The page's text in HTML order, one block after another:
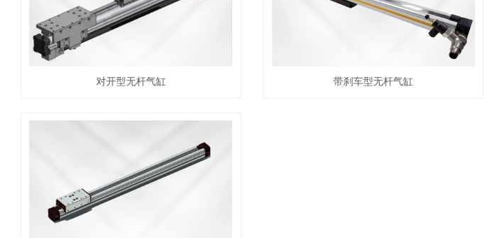
对开型无杆气缸 带刹车型无杆气缸